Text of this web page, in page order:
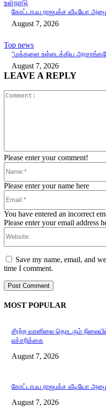
உள்நாடு
கோட்டாபய ராஜபக்ச வீடியோ
August 7, 2026
Top news
“மக்களை உள்ளடக்கிய அரசாங்கமே
August 7, 2026
LEAVE A REPLY
Please enter your comment!
Please enter your name here
You have entered an incorrect
Please enter your email address
Save my name, email, and
time I comment.
MOST POPULAR
சீரற்ற வானிலை தொடரும்
எச்சரிக்கை
August 7, 2026
கோட்டாபய ராஜபக்ச வீடியோ
August 7, 2026